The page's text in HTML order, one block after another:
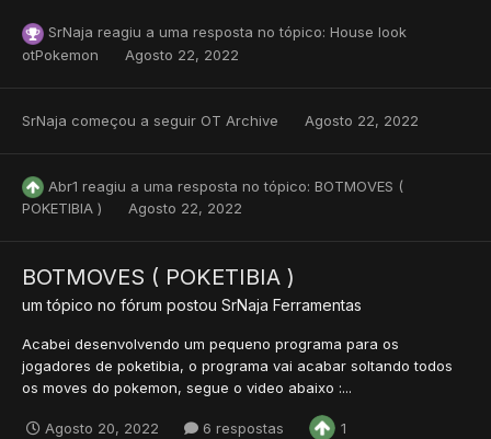
SrNaja reagiu a uma resposta no tópico: House look
otPokemon
Agosto 22, 2022
SrNaja começou a seguir OT Archive Agosto 22, 2022
Abr1 reagiu a uma resposta no tópico: BOTMOVES (
POKETIBIA )
Agosto 22, 2022
BOTMOVES ( POKETIBIA )
um tópico no fórum postou SrNaja Ferramentas
Acabei desenvolvendo um pequeno programa para os
jogadores de poketibia, o programa vai acabar soltando todos
os moves do pokemon, segue o video abaixo :...
Agosto 20, 2022 6 respostas 1